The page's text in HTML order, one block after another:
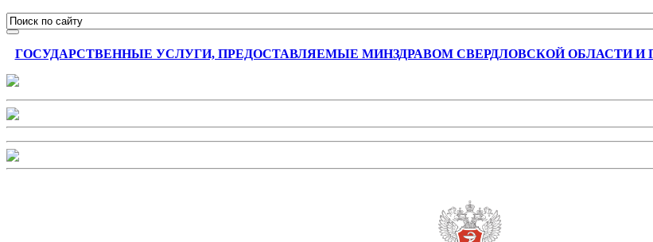
ГОСУДАРСТВЕННЫЕ УСЛУГИ, ПРЕДОСТАВЛЯЕМЫЕ МИНЗДРАВОМ СВЕРДЛОВСКОЙ ОБЛАСТИ